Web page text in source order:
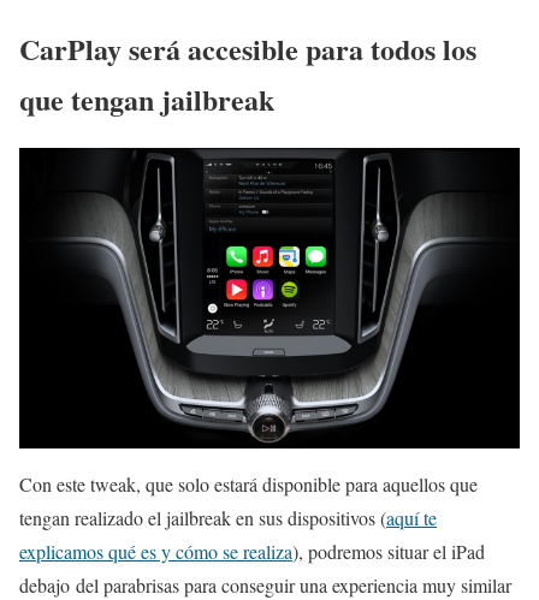
CarPlay será accesible para todos los
que tengan jailbreak
Con este tweak, que solo estará disponible para aquellos que
tengan realizado el jailbreak en sus dispositivos (aquí te
explicamos qué es y cómo se realiza), podremos situar el iPad
debajo del parabrisas para conseguir una experiencia muy similar